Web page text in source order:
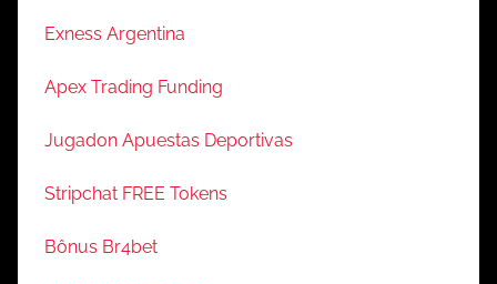
Exness Argentina
Apex Trading Funding
Jugadon Apuestas Deportivas
Stripchat FREE Tokens
Bônus Br4bet